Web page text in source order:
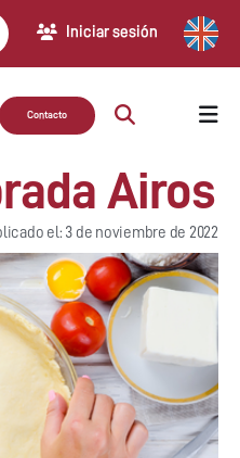
Iniciar sesión
Contacto
Airos
el: 3 de noviembre de 2022